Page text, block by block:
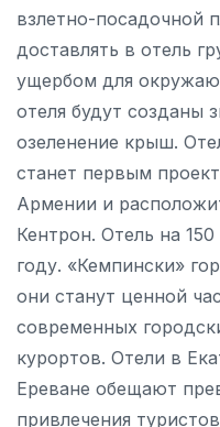
взлетно-посадочной
доставлять в отель
ущербом для
отеля будут созданы
озеленение крыш.
станет первым
Армении и
Кентрон. Отель на
году. «Кемпински»
они станут ценной
современных
курортов. Отели в
Ереване обещают
привлечения